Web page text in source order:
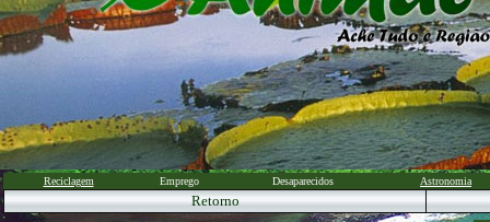
Reciclagem Emprego Desaparecidos Astronomia
Retorno